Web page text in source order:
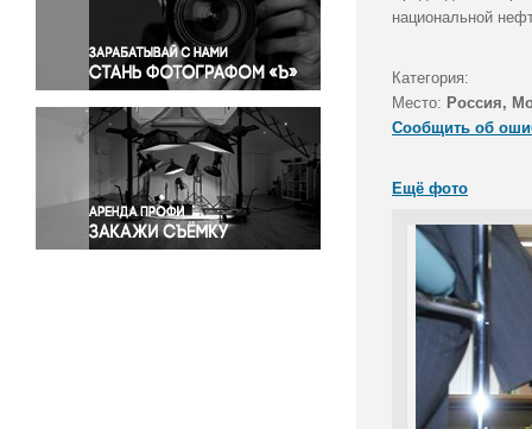
Правосудие
Происшествия и конфликты
Религия
Светская жизнь
Спорт
Экология
Экономика и бизнес
национальной
Категория:
Место: Россия,
Сообщить об
Ещё фото